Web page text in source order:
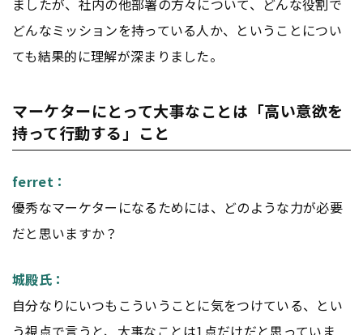
どんなミッションを持っている人か、ということについ
ても結果的に理解が深まりました。
マーケターにとって大事なことは「高い意欲を
持って行動する」こと
ferret：
優秀なマーケターになるためには、どのような力が必要
だと思いますか？
城殿氏：
自分なりにいつもこういうことに気をつけている、とい
う視点で言うと、大事なことは1点だけだと思っていま